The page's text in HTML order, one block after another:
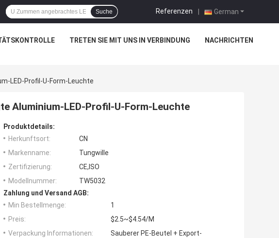
German
Referenzen |
Suche
TRETEN SIE MIT UNS IN VERBINDUNG NACHRICHTEN
LED-Profil-U-Form-Leuchte
Aluminium-LED-Profil-U-Form-Leuchte
Produktdetails:
Herkunftsort:
CN
Markenname:
Tungwille
Zertifizierung:
CE,ISO
Modellnummer:
TW5032
Zahlung und Versand AGB:
Min Bestellmenge:
1
Preis:
$2.5~$4.54/M
Verpackung Informationen:
Sauberer PE-Beutel + Export-